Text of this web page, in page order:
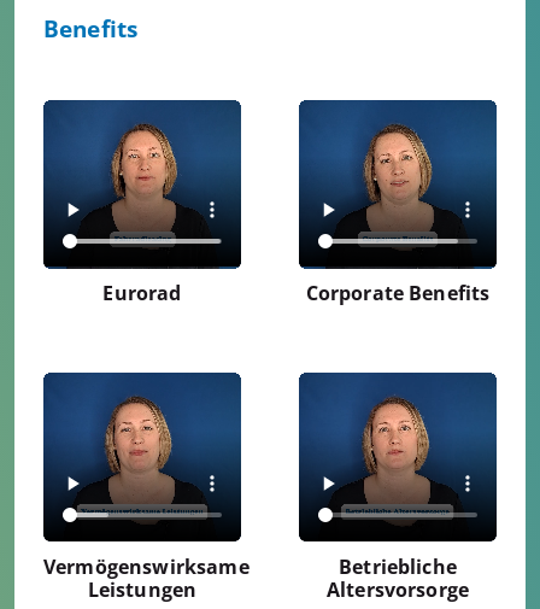
Benefits
Eurorad Corporate Benefits
Vermögenswirksame
Leistungen
Betriebliche
Altersvorsorge